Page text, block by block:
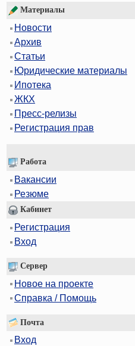
Материалы
Новости
Архив
Статьи
Юридические материалы
Ипотека
ЖКХ
Пресс-релизы
Регистрация прав
Работа
Вакансии
Резюме
Кабинет
Регистрация
Вход
Сервер
Новое на проекте
Справка / Помощь
Почта
Вход